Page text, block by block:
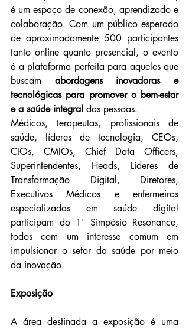
é um espaço de conexão, aprendizado e
colaboração. Com um público esperado
de aproximadamente 500 participantes
tanto online quanto presencial, o evento
é a plataforma perfeita para aqueles que
buscam abordagens inovadoras e
tecnológicas para promover o bem-estar
e a saúde integral das pessoas.
Médicos, terapeutas, profissionais de
saúde, líderes de tecnologia, CEOs,
CIOs, CMIOs, Chief Data Officers,
Superintendentes, Heads, Líderes de
Transformação Digital, Diretores,
Executivos Médicos e enfermeiras
especializadas em saúde digital
participam do 1º Simpósio Resonance,
todos com um interesse comum em
impulsionar o setor da saúde por meio
da inovação.
Exposição
A área destinada a exposição é uma